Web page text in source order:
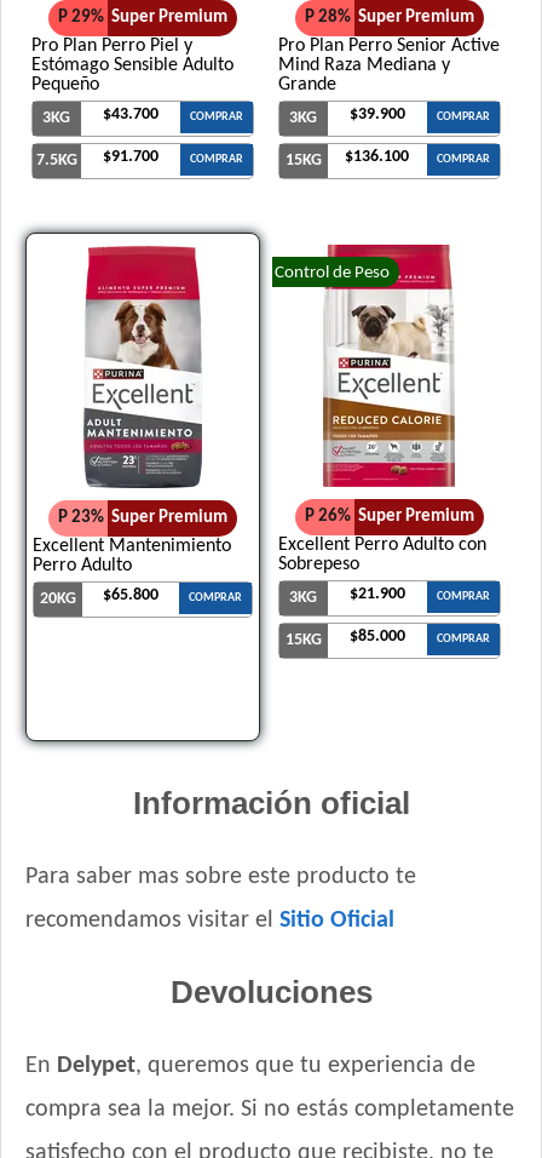
P 29% Super Premium
Pro Plan Perro Piel y
Estómago Sensible Adulto
Pequeño
3KG $43.700 COMPRAR
7.5KG $91.700 COMPRAR
P 28% Super Premium
Pro Plan Perro Senior Active
Mind Raza Mediana y
Grande
3KG $39.900 COMPRAR
15KG $136.100 COMPRAR
P 23% Super Premium
Excellent Mantenimiento
Perro Adulto
20KG $65.800 COMPRAR
Control de Peso
P 26% Super Premium
Excellent Perro Adulto con
Sobrepeso
3KG $21.900 COMPRAR
15KG $85.000 COMPRAR
Información oficial
Para saber mas sobre este producto te
recomendamos visitar el Sitio Oficial
Devoluciones
En Delypet, queremos que tu experiencia de
compra sea la mejor. Si no estás completamente
satisfecho con el producto que recibiste, no te